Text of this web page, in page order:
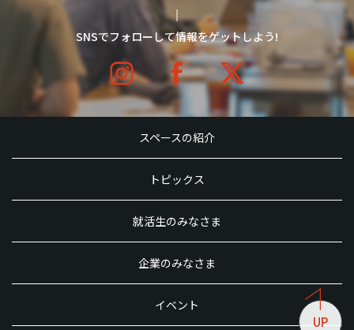
SNSでフォローして情報をゲットしよう!
スペースの紹介
トピックス
就活生のみなさま
企業のみなさま
イベント
UP